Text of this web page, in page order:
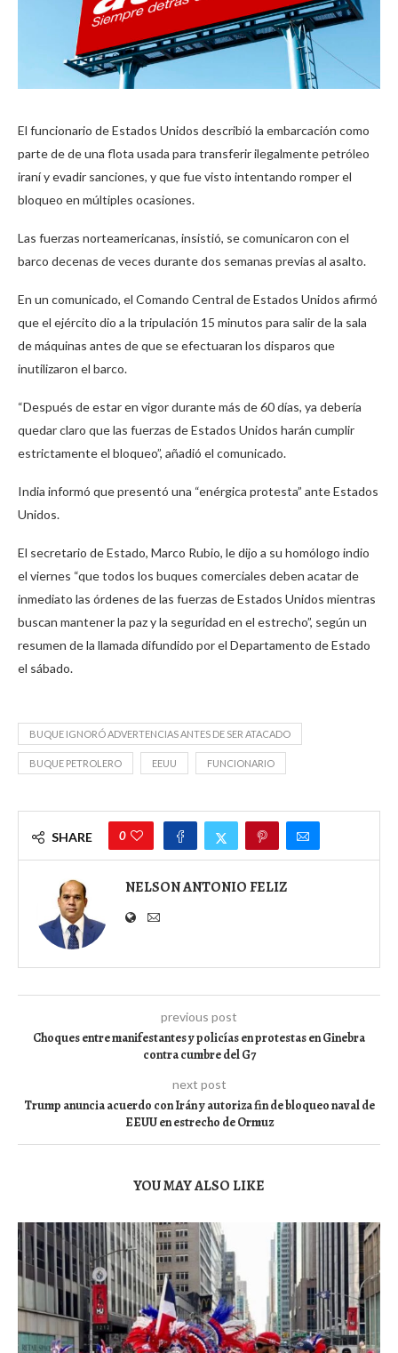
El funcionario de Estados Unidos describió la embarcación como
parte de de una flota usada para transferir ilegalmente petróleo
iraní y evadir sanciones, y que fue visto intentando romper el
bloqueo en múltiples ocasiones.
Las fuerzas norteamericanas, insistió, se comunicaron con el
barco decenas de veces durante dos semanas previas al asalto.
En un comunicado, el Comando Central de Estados Unidos afirmó
que el ejército dio a la tripulación 15 minutos para salir de la sala
de máquinas antes de que se efectuaran los disparos que
inutilizaron el barco.
“Después de estar en vigor durante más de 60 días, ya debería
quedar claro que las fuerzas de Estados Unidos harán cumplir
estrictamente el bloqueo”, añadió el comunicado.
India informó que presentó una “enérgica protesta” ante Estados
Unidos.
El secretario de Estado, Marco Rubio, le dijo a su homólogo indio
el viernes “que todos los buques comerciales deben acatar de
inmediato las órdenes de las fuerzas de Estados Unidos mientras
buscan mantener la paz y la seguridad en el estrecho”, según un
resumen de la llamada difundido por el Departamento de Estado
el sábado.
BUQUE IGNORÓ ADVERTENCIAS ANTES DE SER ATACADO
BUQUE PETROLERO EEUU FUNCIONARIO
SHARE 0
NELSON ANTONIO FELIZ
previous post
Choques entre manifestantes y policías en protestas en Ginebra
contra cumbre del G7
next post
Trump anuncia acuerdo con Irán y autoriza fin de bloqueo naval de
EEUU en estrecho de Ormuz
YOU MAY ALSO LIKE